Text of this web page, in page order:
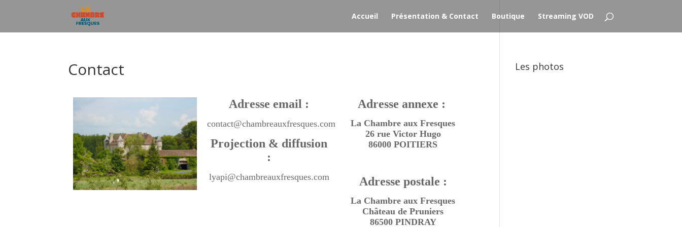
Accueil Présentation & Contact Boutique Streaming VOD
Contact
Adresse email :
contact@chambreauxfresques.com
Projection & diffusion
:
lyapi@chambreauxfresques.com
Adresse annexe :
La Chambre aux Fresques
26 rue Victor Hugo
86000 POITIERS
Adresse postale :
La Chambre aux Fresques
Château de Pruniers
86500 PINDRAY
Les photos